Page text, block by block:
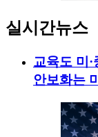
실시간뉴스
교육도 미
안보화는